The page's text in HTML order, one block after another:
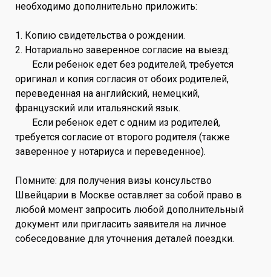
необходимо дополнительно приложить:
1. Копию свидетельства о рождении.
2. Нотариально заверенное согласие на выезд:
Если ребенок едет без родителей, требуется
оригинал и копия согласия от обоих родителей,
переведенная на английский, немецкий,
французский или итальянский язык.
Если ребенок едет с одним из родителей,
требуется согласие от второго родителя (также
заверенное у нотариуса и переведенное).
Помните: для получения визы консульство
Швейцарии в Москве оставляет за собой право в
любой момент запросить любой дополнительный
документ или пригласить заявителя на личное
собеседование для уточнения деталей поездки.